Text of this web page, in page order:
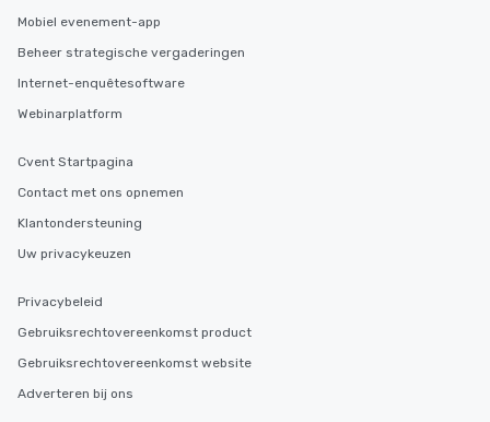
Mobiel evenement-app
Beheer strategische vergaderingen
Internet-enquêtesoftware
Webinarplatform
Cvent Startpagina
Contact met ons opnemen
Klantondersteuning
Uw privacykeuzen
Privacybeleid
Gebruiksrechtovereenkomst product
Gebruiksrechtovereenkomst website
Adverteren bij ons